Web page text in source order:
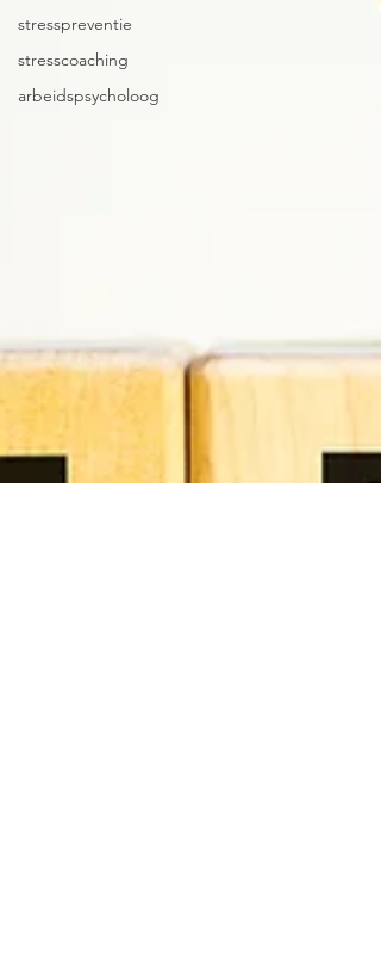
stresspreventie
stresscoaching
arbeidspsycholoog